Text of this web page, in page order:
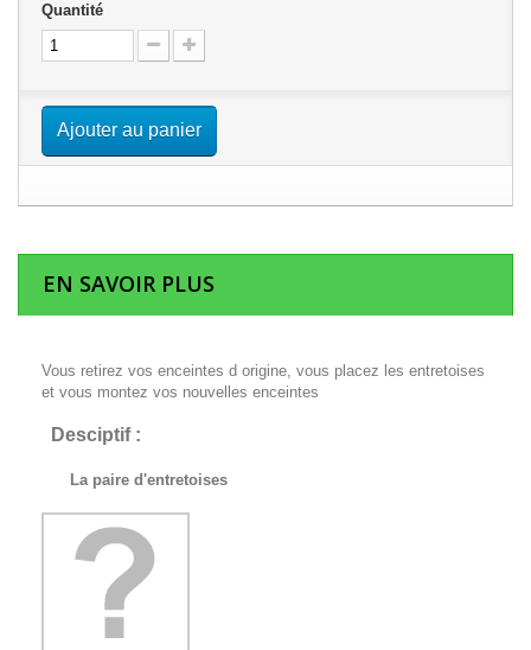
Quantité
Ajouter au panier
EN SAVOIR PLUS
Vous retirez vos enceintes d origine, vous placez les entretoises
et vous montez vos nouvelles enceintes
Desciptif :
La paire d'entretoises